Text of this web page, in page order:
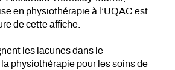
en physiothérapie à l’UQAC est
de cette affiche.
les lacunes dans le
physiothérapie pour les soins de